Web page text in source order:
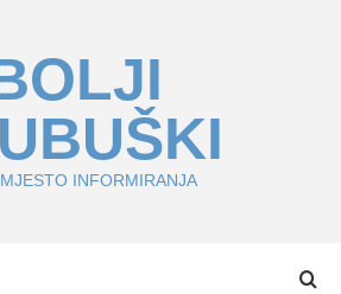
INFORMIRANJA